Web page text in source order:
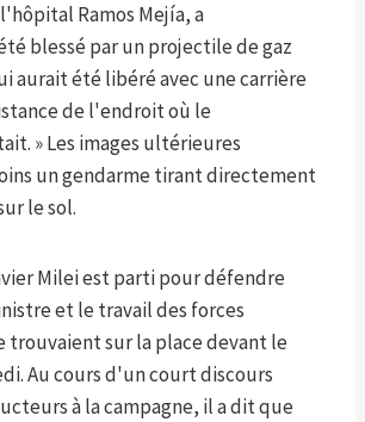
Ramos Mejía, a
blessé par un projectile de gaz
aurait été libéré avec une carrière
de l'endroit où le
» Les images ultérieures
un gendarme tirant directement
le sol.
Milei est parti pour défendre
et le travail des forces
trouvaient sur la place devant le
Au cours d'un court discours
à la campagne, il a dit que